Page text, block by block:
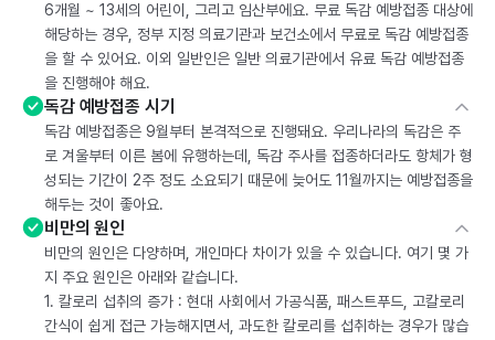
6개월 ~ 13세의 어린이, 그리고 임산부에요. 무료 독감 예방접종 대상에
해당하는 경우, 정부 지정 의료기관과 보건소에서 무료로 독감 예방접종
을 할 수 있어요. 이외 일반인은 일반 의료기관에서 유료 독감 예방접종
을 진행해야 해요.
독감 예방접종 시기
독감 예방접종은 9월부터 본격적으로 진행돼요. 우리나라의 독감은 주
로 겨울부터 이른 봄에 유행하는데, 독감 주사를 접종하더라도 항체가 형
성되는 기간이 2주 정도 소요되기 때문에 늦어도 11월까지는 예방접종을
해두는 것이 좋아요.
비만의 원인
비만의 원인은 다양하며, 개인마다 차이가 있을 수 있습니다. 여기 몇 가
지 주요 원인은 아래와 같습니다.
1. 칼로리 섭취의 증가 : 현대 사회에서 가공식품, 패스트푸드, 고칼로리
간식이 쉽게 접근 가능해지면서, 과도한 칼로리를 섭취하는 경우가 많습